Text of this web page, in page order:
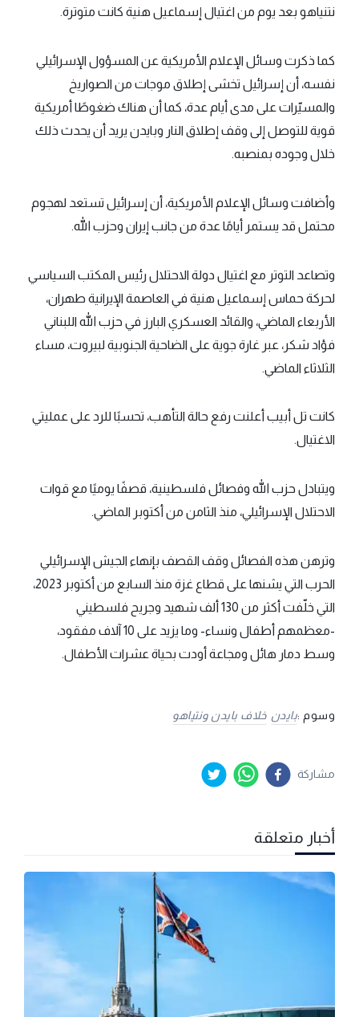
نتنياهو بعد يوم من اغتيال إسماعيل هنية كانت متوترة.
كما ذكرت وسائل الإعلام الأمريكية عن المسؤول الإسرائيلي
نفسه، أن إسرائيل تخشى إطلاق موجات من الصواريخ
والمسيّرات على مدى أيام عدة، كما أن هناك ضغوطًا أمريكية
قوية للتوصل إلى وقف إطلاق النار وبايدن يريد أن يحدث ذلك
خلال وجوده بمنصبه.
وأضافت وسائل الإعلام الأمريكية، أن إسرائيل تستعد لهجوم
محتمل قد يستمر أيامًا عدة من جانب إيران وحزب الله.
وتصاعد التوتر مع اغتيال دولة الاحتلال رئيس المكتب السياسي
لحركة حماس إسماعيل هنية في العاصمة الإيرانية طهران،
الأربعاء الماضي، والقائد العسكري البارز في حزب الله اللبناني
فؤاد شكر، عبر غارة جوية على الضاحية الجنوبية لبيروت، مساء
الثلاثاء الماضي.
كانت تل أبيب أعلنت رفع حالة التأهب، تحسبًا للرد على عمليتي
الاغتيال.
ويتبادل حزب الله وفصائل فلسطينية، قصفًا يوميًا مع قوات
الاحتلال الإسرائيلي، منذ الثامن من أكتوبر الماضي.
وترهن هذه الفصائل وقف القصف بإنهاء الجيش الإسرائيلي
الحرب التي يشنها على قطاع غزة منذ السابع من أكتوبر 2023،
التي خلّفت أكثر من 130 ألف شهيد وجريح فلسطيني
-معظمهم أطفال ونساء- وما يزيد على 10 آلاف مفقود،
وسط دمار هائل ومجاعة أودت بحياة عشرات الأطفال.
وسوم :بايدن خلاف بايدن ونتياهو
مشاركة
أخبار متعلقة